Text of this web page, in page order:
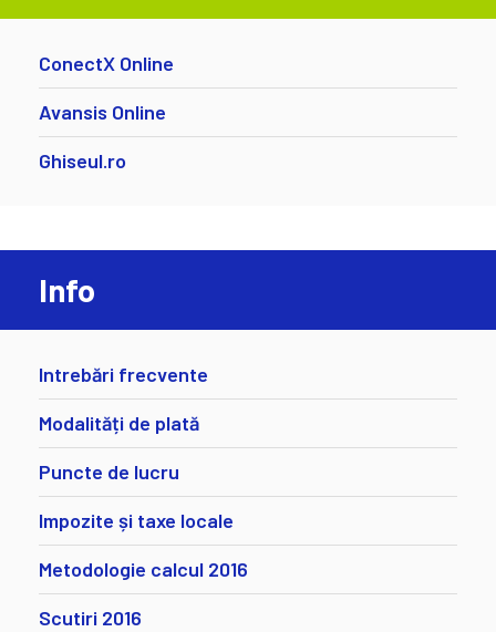
ConectX Online
Avansis Online
Ghiseul.ro
Info
Intrebări frecvente
Modalități de plată
Puncte de lucru
Impozite și taxe locale
Metodologie calcul 2016
Scutiri 2016